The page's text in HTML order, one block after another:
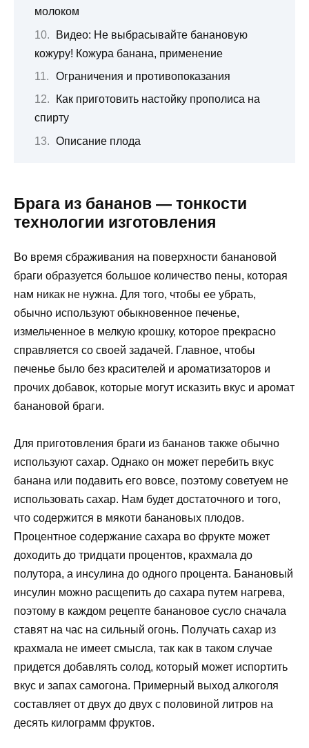
молоком
Видео: Не выбрасывайте банановую
кожуру! Кожура банана, применение
Ограничения и противопоказания
Как приготовить настойку прополиса на
спирту
Описание плода
Брага из бананов — тонкости
технологии изготовления
Во время сбраживания на поверхности банановой
браги образуется большое количество пены, которая
нам никак не нужна. Для того, чтобы ее убрать,
обычно используют обыкновенное печенье,
измельченное в мелкую крошку, которое прекрасно
справляется со своей задачей. Главное, чтобы
печенье было без красителей и ароматизаторов и
прочих добавок, которые могут исказить вкус и аромат
банановой браги.
Для приготовления браги из бананов также обычно
используют сахар. Однако он может перебить вкус
банана или подавить его вовсе, поэтому советуем не
использовать сахар. Нам будет достаточного и того,
что содержится в мякоти банановых плодов.
Процентное содержание сахара во фрукте может
доходить до тридцати процентов, крахмала до
полутора, а инсулина до одного процента. Банановый
инсулин можно расщепить до сахара путем нагрева,
поэтому в каждом рецепте банановое сусло сначала
ставят на час на сильный огонь. Получать сахар из
крахмала не имеет смысла, так как в таком случае
придется добавлять солод, который может испортить
вкус и запах самогона. Примерный выход алкоголя
составляет от двух до двух с половиной литров на
десять килограмм фруктов.